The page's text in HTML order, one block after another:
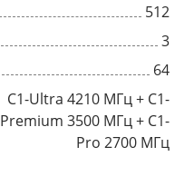
512
3
64
C1-Ultra 4210 МГц + C1-
Premium 3500 МГц + C1-
Pro 2700 МГц